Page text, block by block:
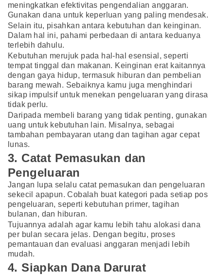
meningkatkan efektivitas pengendalian anggaran.
Gunakan dana untuk keperluan yang paling mendesak.
Selain itu, pisahkan antara kebutuhan dan keinginan.
Dalam hal ini, pahami perbedaan di antara keduanya
terlebih dahulu.
Kebutuhan merujuk pada hal-hal esensial, seperti
tempat tinggal dan makanan. Keinginan erat kaitannya
dengan gaya hidup, termasuk hiburan dan pembelian
barang mewah. Sebaiknya kamu juga menghindari
sikap impulsif untuk menekan pengeluaran yang dirasa
tidak perlu.
Daripada membeli barang yang tidak penting, gunakan
uang untuk kebutuhan lain. Misalnya, sebagai
tambahan pembayaran utang dan tagihan agar cepat
lunas.
3. Catat Pemasukan dan
Pengeluaran
Jangan lupa selalu catat pemasukan dan pengeluaran
sekecil apapun. Cobalah buat kategori pada setiap pos
pengeluaran, seperti kebutuhan primer, tagihan
bulanan, dan hiburan.
Tujuannya adalah agar kamu lebih tahu alokasi dana
per bulan secara jelas. Dengan begitu, proses
pemantauan dan evaluasi anggaran menjadi lebih
mudah.
4. Siapkan Dana Darurat